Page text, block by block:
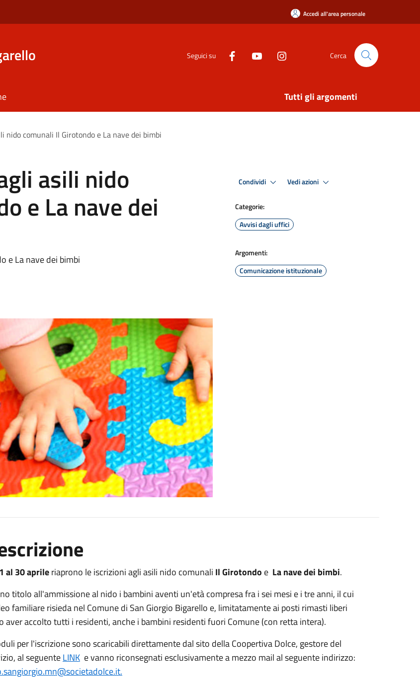
Accedi all'area personale
Seguici su Cerca
Tutti gli argomenti
nido comunali Il Girotondo e La nave dei bimbi
asili nido
e La nave dei
e La nave dei bimbi
Condividi Vedi azioni
Categorie:
Avvisi dagli uffici
Argomenti:
Comunicazione istituzionale
al 30 aprileriaprono le iscrizioni agli asili nido comunali Il Girotondo e La nave dei bimbi.
titolo all'ammissione al nido i bambini aventi un'età compresa fra i sei mesi e i tre anni, il cui
familiare risieda nel Comune di San Giorgio Bigarello e, limitatamente ai posti rimasti liberi
aver accolto tutti i residenti, anche i bambini residenti fuori Comune (con retta intera).
per l'iscrizione sono scaricabili direttamente dal sito della Coopertiva Dolce, gestore del
al seguenteLINKe vanno riconsegnati esclusivamente a mezzo mail al seguente indirizzo: